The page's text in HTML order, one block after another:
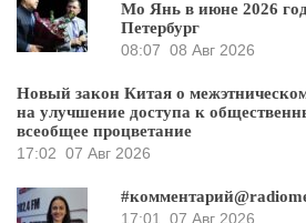
Мо Янь в июне 2026
Петербург
08:07 08 Авг 2026
Новый закон Китая о
на улучшение доступа к
всеобщее процветание
17:02 07 Авг 2026
17:01
07 Авг 2026